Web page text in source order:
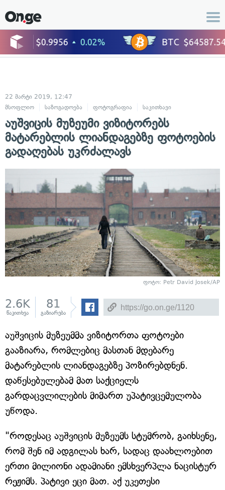
22 მარტი 2019, 12:47
მსოფლიო
საზოგადოება ფოტოგრაფია საკითხავი
აუშვიცის მუზეუმი ვიზიტორებს
მატარებლის ლიანდაგებზე ფოტოების
გადაღებას უკრძალავს
ფოტო: Petr David Josek/AP
2.6K
წაკითხვა
81
გაზიარება
აუშვიცის მუზეუმმა ვიზიტორთა ფოტოები
გააზიარა, რომლებიც მასთან მდებარე
მატარებლის ლიანდაგებზე პოზირებდნენ.
დაწესებულებამ მათ საქციელს
გარდაცვლილების მიმართ უპატივცემულობა
უწოდა.
"როდესაც აუშვიცის მუზეუმს სტუმრობ, გაიხსენე,
რომ შენ იმ ადგილას ხარ, სადაც დაახლოებით
ერთი მილიონი ადამიანი ემსხვერპლა ნაცისტურ
რეჟიმს. პატივი ეცი მათ. აქ უკეთესი